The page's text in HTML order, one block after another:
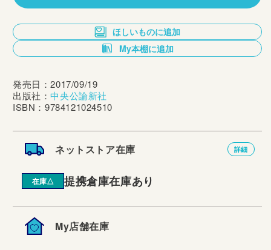
格
ほしいものに追加
My本棚に追加
発売日：2017/09/19
出版社：中央公論新社
ISBN：9784121024510
ネットストア在庫 詳細
在庫△ 提携倉庫在庫あり
My店舗在庫